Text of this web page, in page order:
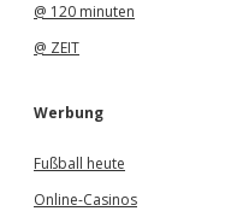
@ 120 minuten
@ ZEIT
Werbung
Fußball heute
Online-Casinos